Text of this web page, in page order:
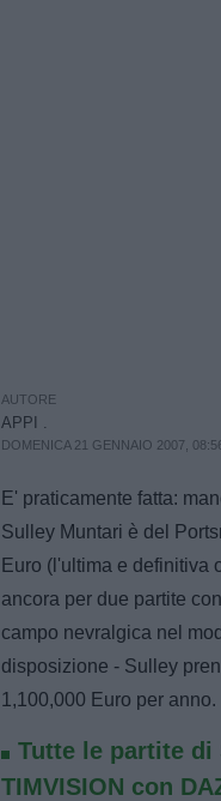
AUTORE
APPI .
DOMENICA 21 GENNAIO 2007,
E' praticamente fatta:
Sulley Muntari è del
Euro (l'ultima e definitiva
ancora per due partite
campo nevralgica nel
disposizione - Sulley
1,100,000 Euro per anno.
Tutte le partite di
TIMVISION con